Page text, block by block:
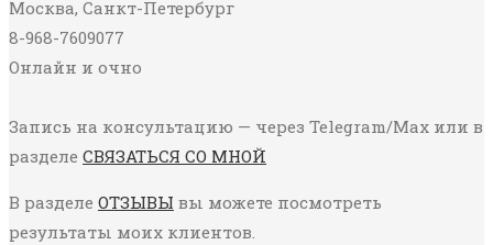
Москва, Санкт-Петербург
8-968-7609077
Онлайн и очно
Запись на консультацию — через Telegram/Max или в
разделе СВЯЗАТЬСЯ СО МНОЙ
В разделе ОТЗЫВЫ вы можете посмотреть
результаты моих клиентов.